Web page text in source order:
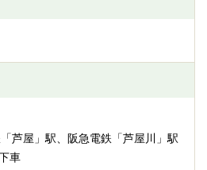
芦屋」駅、阪急電鉄「芦屋川」駅
車